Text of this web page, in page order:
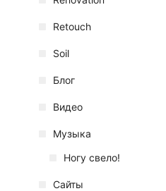
Retouch
Soil
Блог
Видео
Музыка
Ногу свело!
Сайты